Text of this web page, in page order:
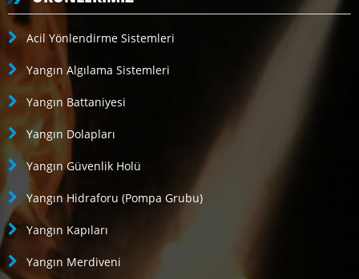
Acil Yönlendirme Sistemleri
Yangın Algılama Sistemleri
Yangın Battaniyesi
Yangın Dolapları
Yangın Güvenlik Holü
Yangın Hidraforu (Pompa Grubu)
Yangın Kapıları
Yangın Merdiveni